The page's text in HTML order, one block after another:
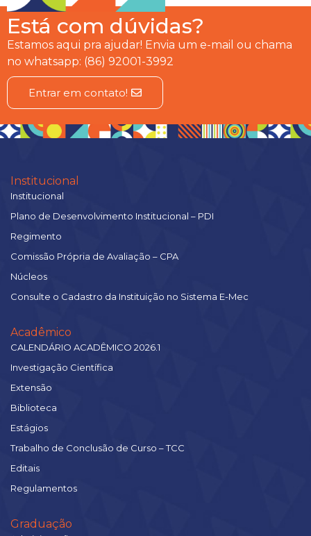
Está com dúvidas?
Estamos aqui pra ajudar! Envia um e-mail ou chama
no whatsapp: (86) 92001-3992
Entrar em contato!
Institucional
Institucional
Plano de Desenvolvimento Institucional – PDI
Regimento
Comissão Própria de Avaliação – CPA
Núcleos
Consulte o Cadastro da Instituição no Sistema E-Mec
Acadêmico
CALENDÁRIO ACADÊMICO 2026.1
Investigação Científica
Extensão
Biblioteca
Estágios
Trabalho de Conclusão de Curso – TCC
Editais
Regulamentos
Graduação